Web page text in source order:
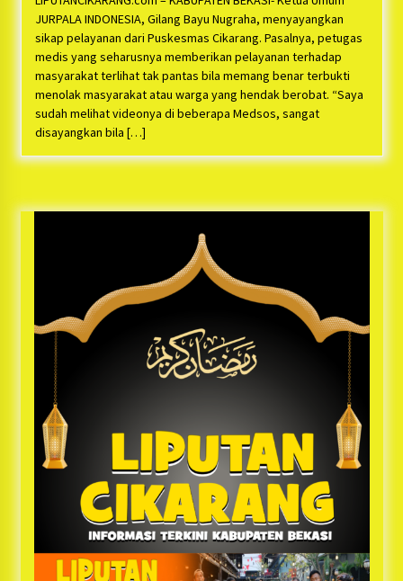
Support Camat Kedungwaringin Memberikan
Logistik Ke Posko Jurpala Kosmi
1 tahun ago
Ucapan Terimakasih Ketua Umum Jurpala
Indonesia dan KOSMI Indonesia Atas Respon
Cepat Polres Metro Bekasi dan Polsek Cikarang
Timur yang Tangkap Oknum Ormas Terkait
Pengusiran Pendirian Posko
1 tahun ago
Kodim 0509 Kabupaten Bekasi Terima 20
Jelang Ramadhan, Kecamatan Cikarang Pusat
Gelar STQ ke-VII
1 tahun ago
JURPALA INDONESIA, Gilang Bayu Nugraha, menyayangkan
sikap pelayanan dari Puskesmas Cikarang. Pasalnya, petugas
medis yang seharusnya memberikan pelayanan terhadap
masyarakat terlihat tak pantas bila memang benar terbukti
menolak masyarakat atau warga yang hendak berobat. “Saya
sudah melihat videonya di beberapa Medsos, sangat
disayangkan bila […]